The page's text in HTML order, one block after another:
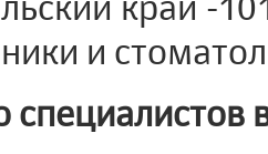
и
специалистов